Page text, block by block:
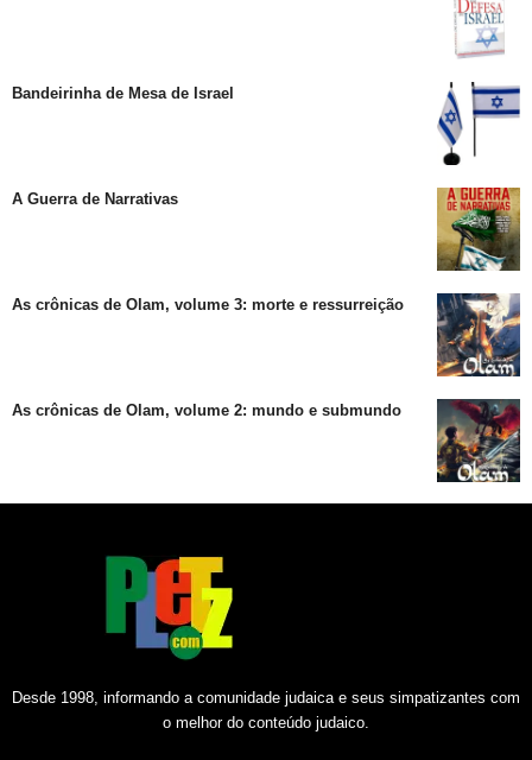
Bandeirinha de Mesa de Israel
A Guerra de Narrativas
As crônicas de Olam, volume 3: morte e ressurreição
As crônicas de Olam, volume 2: mundo e submundo
Desde 1998, informando a comunidade judaica e seus simpatizantes com
o melhor do conteúdo judaico.